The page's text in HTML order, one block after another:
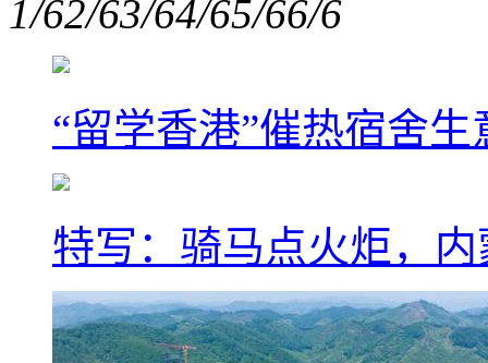
1/62/63/64/65/66/6
“留学香港”催热宿舍
特写：骑马点火炬，